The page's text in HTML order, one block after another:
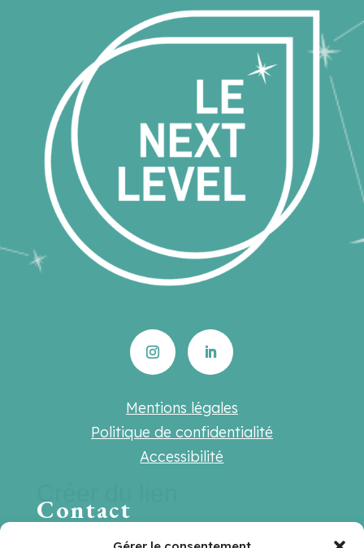
Mentions légales
Politique de confidentialité
Accessibilité
Contact